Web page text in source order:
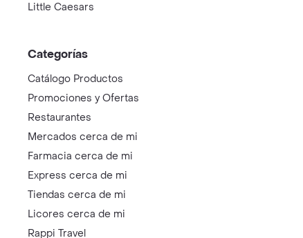
Little Caesars
Categorías
Catálogo Productos
Promociones y Ofertas
Restaurantes
Mercados cerca de mi
Farmacia cerca de mi
Express cerca de mi
Tiendas cerca de mi
Licores cerca de mi
Rappi Travel